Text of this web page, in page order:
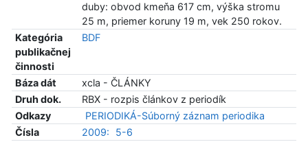
duby: obvod kmeňa 617 cm, výška stromu
25 m, priemer koruny 19 m, vek 250 rokov.
Kategória
publikačnej
činnosti
BDF
Báza dát
xcla - ČLÁNKY
Druh dok.
RBX - rozpis článkov z periodík
Odkazy
PERIODIKÁ-Súborný záznam periodika
Čísla
2009:
5-6